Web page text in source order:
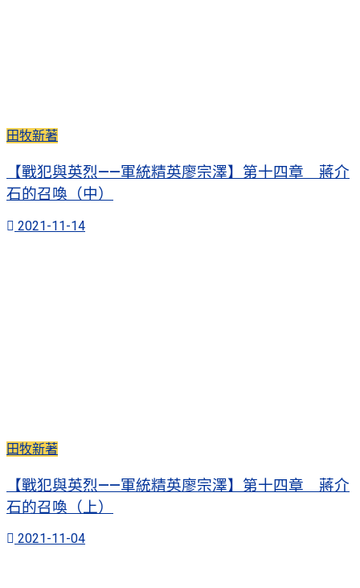
田牧新著
【戰犯與英烈——軍統精英廖宗澤】第十四章 蔣介
石的召喚（中）
2021-11-14
田牧新著
【戰犯與英烈——軍統精英廖宗澤】第十四章 蔣介
石的召喚（上）
2021-11-04